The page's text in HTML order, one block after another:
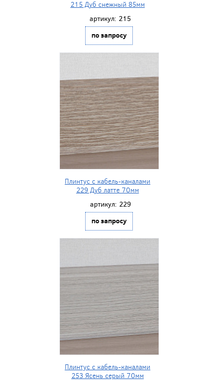
215 Дуб снежный 85мм
артикул: 215
по запросу
Плинтус с кабель-каналами
229 Дуб латте 70мм
артикул: 229
по запросу
Плинтус с кабель-каналами
253 Ясень серый 70мм